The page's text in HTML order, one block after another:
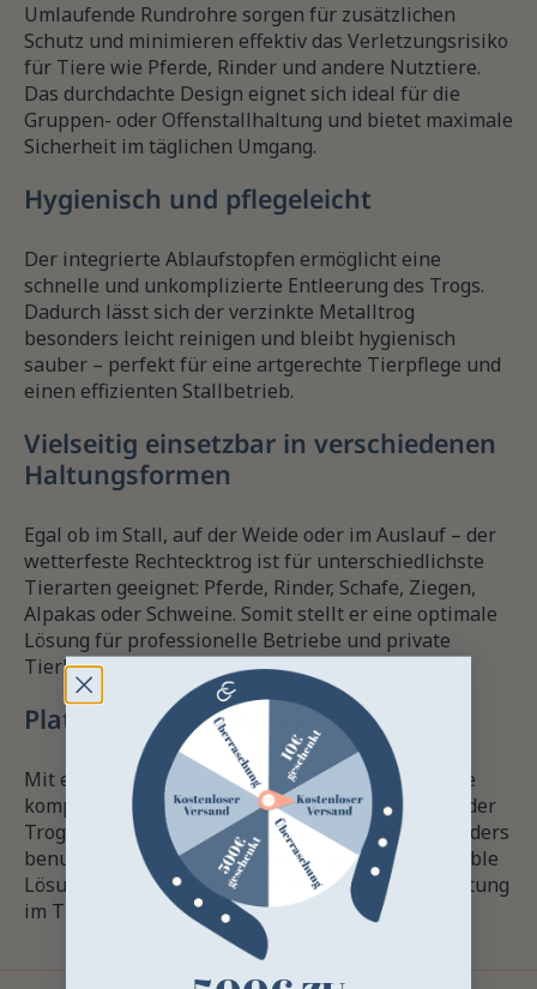
Umlaufende Rundrohre sorgen für zusätzlichen
Schutz und minimieren effektiv das Verletzungsrisiko
für Tiere wie Pferde, Rinder und andere Nutztiere.
Das durchdachte Design eignet sich ideal für die
Gruppen- oder Offenstallhaltung und bietet maximale
Sicherheit im täglichen Umgang.
Hygienisch und pflegeleicht
Der integrierte Ablaufstopfen ermöglicht eine
schnelle und unkomplizierte Entleerung des Trogs.
Dadurch lässt sich der verzinkte Metalltrog
besonders leicht reinigen und bleibt hygienisch
sauber – perfekt für eine artgerechte Tierpflege und
einen effizienten Stallbetrieb.
Vielseitig einsetzbar in verschiedenen
Haltungsformen
Egal ob im Stall, auf der Weide oder im Auslauf – der
wetterfeste Rechtecktrog ist für unterschiedlichste
Tierarten geeignet: Pferde, Rinder, Schafe, Ziegen,
Alpakas oder Schweine. Somit stellt er eine optimale
Lösung für professionelle Betriebe und private
Tierhalter dar.
Platzsparend und praxisnah
Mit einem Fassungsvermögen von 35 Litern sowie
kompakten Abmessungen von 45 x 34 x 24 cm ist der
Trog nicht nur platzsparend, sondern auch besonders
benutzerfreundlich. Eine langlebige und praktikable
Lösung für alle, die Wert auf hochwertige Ausrüstung
im Tierhaltungsalltag legen.